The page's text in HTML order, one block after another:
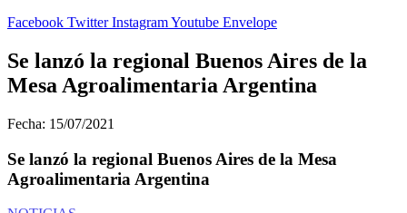
Facebook Twitter InstagramYoutube Envelope
Se lanzó la regional Buenos Aires de la
Mesa Agroalimentaria Argentina
Fecha: 15/07/2021
Se lanzó la regional Buenos Aires de la Mesa
Agroalimentaria Argentina